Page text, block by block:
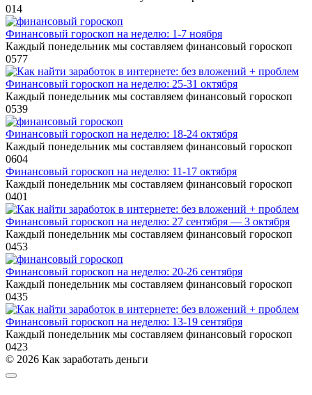
014
Финансовый гороскоп на неделю: 1-7 ноября
Каждый понедельник мы составляем финансовый гороскоп
0577
Финансовый гороскоп на неделю: 25-31 октября
Каждый понедельник мы составляем финансовый гороскоп
0539
Финансовый гороскоп на неделю: 18-24 октября
Каждый понедельник мы составляем финансовый гороскоп
0604
Финансовый гороскоп на неделю: 11-17 октября
Каждый понедельник мы составляем финансовый гороскоп
0401
Финансовый гороскоп на неделю: 27 сентября — 3 октября
Каждый понедельник мы составляем финансовый гороскоп
0453
Финансовый гороскоп на неделю: 20-26 сентября
Каждый понедельник мы составляем финансовый гороскоп
0435
Финансовый гороскоп на неделю: 13-19 сентября
Каждый понедельник мы составляем финансовый гороскоп
0423
© 2026 Как заработать деньги